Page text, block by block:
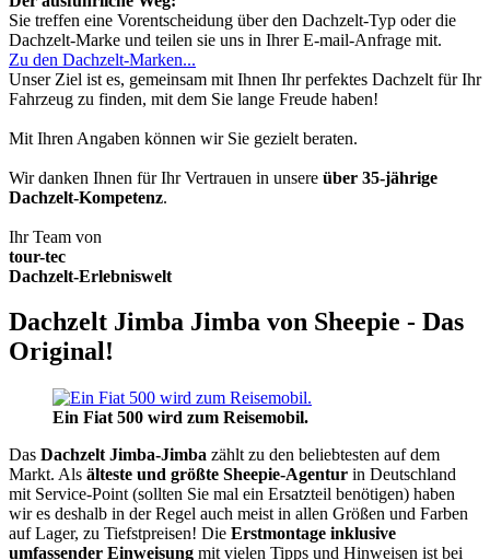
Sie treffen eine Vorentscheidung über den Dachzelt-Typ oder die
Dachzelt-Marke und teilen sie uns in Ihrer E-mail-Anfrage mit.
Zu den Dachzelt-Marken...
Unser Ziel ist es, gemeinsam mit Ihnen Ihr perfektes Dachzelt für Ihr
Fahrzeug zu finden, mit dem Sie lange Freude haben!
Mit Ihren Angaben können wir Sie gezielt beraten.
Wir danken Ihnen für Ihr Vertrauen in unsere über 35-jährige
Dachzelt-Kompetenz.
Ihr Team von
tour-tec
Dachzelt-Erlebniswelt
Dachzelt Jimba Jimba von Sheepie - Das
Original!
Ein Fiat 500 wird zum Reisemobil.
Das Dachzelt Jimba-Jimba zählt zu den beliebtesten auf dem
Markt. Als älteste und größte Sheepie-Agentur in Deutschland
mit Service-Point (sollten Sie mal ein Ersatzteil benötigen) haben
wir es deshalb in der Regel auch meist in allen Größen und Farben
auf Lager, zu Tiefstpreisen! Die Erstmontage inklusive
umfassender Einweisung mit vielen Tipps und Hinweisen ist bei